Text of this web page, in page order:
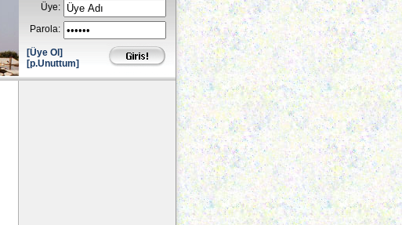
Üye:
Parola:
[Üye Ol]
[p.Unuttum]